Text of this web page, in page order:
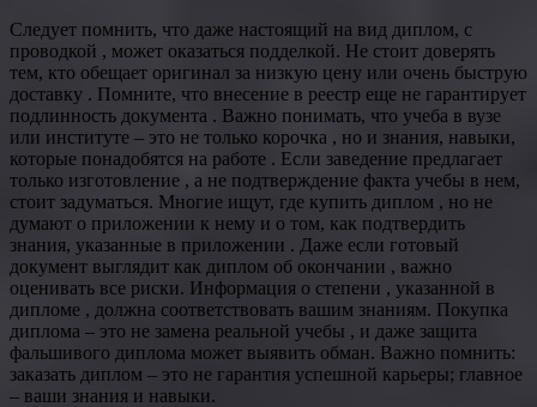
Следует помнить, что даже настоящий на вид диплом, с
проводкой , может оказаться подделкой. Не стоит доверять
тем, кто обещает оригинал за низкую цену или очень быструю
доставку . Помните, что внесение в реестр еще не гарантирует
подлинность документа . Важно понимать, что учеба в вузе
или институте – это не только корочка , но и знания, навыки,
которые понадобятся на работе . Если заведение предлагает
только изготовление , а не подтверждение факта учебы в нем,
стоит задуматься. Многие ищут, где купить диплом , но не
думают о приложении к нему и о том, как подтвердить
знания, указанные в приложении . Даже если готовый
документ выглядит как диплом об окончании , важно
оценивать все риски. Информация о степени , указанной в
дипломе , должна соответствовать вашим знаниям. Покупка
диплома – это не замена реальной учебы , и даже защита
фальшивого диплома может выявить обман. Важно помнить:
заказать диплом – это не гарантия успешной карьеры; главное
– ваши знания и навыки.